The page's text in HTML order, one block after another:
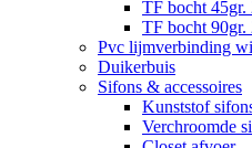
TF bocht 45gr.
TF bocht 90gr.
Pvc lijmverbinding
Duikerbuis
Sifons & accessoires
Kunststof
Verchroomde